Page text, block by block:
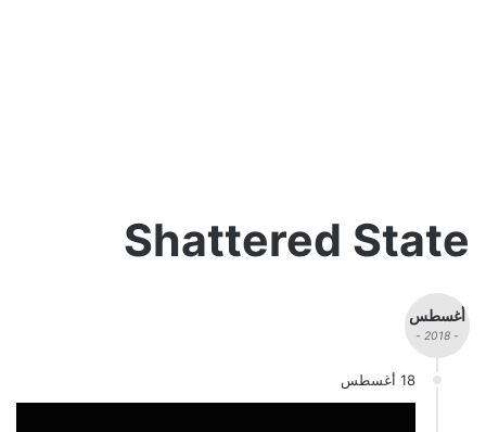
Shattered State
أغسطس
- 2018 -
18 أغسطس